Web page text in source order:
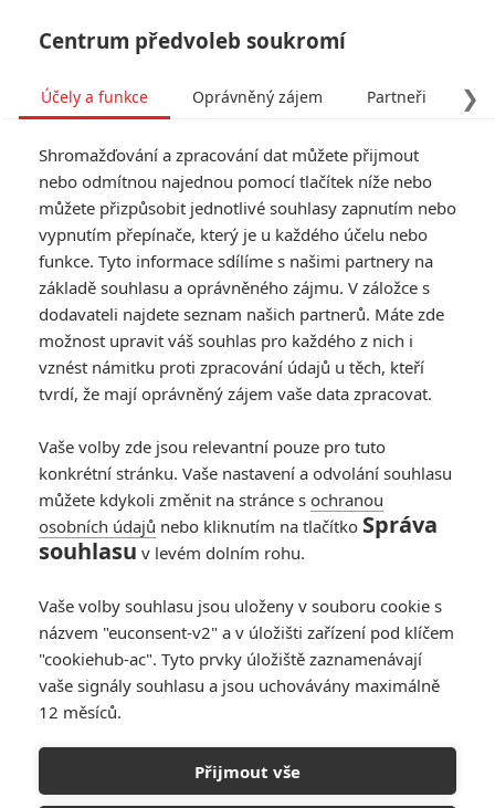
Dítě číslo 44
V Sovětského svazu 50. let
minulého století válečný hrdina a
idealistický vyšetřovatel Leo
Demidov věří v zákony i v režim.
mnohonásobném vrahovi, stane
se sám objektem státního
vyšetřovní. Vyjde totiž najevo, že
aparát o vraždách věděl a
toleroval je, protože Sovětský
svaz je zemí zaslíbenou, kde
degradován a poslán do vyhnanství. V pátrání pokračuje na vlastní
pěst, čímž ohrozí život svůj i své ženy. Román je inspirován
skutečným případem takzvaného Rostovského rozparovače.
Obsazení filmu Dítě číslo
Centrum předvoleb soukromí
❯
Účely a funkce Oprávněný zájem Partneři
Shromažďování a zpracování dat můžete přijmout
nebo odmítnou najednou pomocí tlačítek níže nebo
můžete přizpůsobit jednotlivé souhlasy zapnutím nebo
vypnutím přepínače, který je u každého účelu nebo
funkce. Tyto informace sdílíme s našimi partnery na
základě souhlasu a oprávněného zájmu. V záložce s
dodavateli najdete seznam našich partnerů. Máte zde
možnost upravit váš souhlas pro každého z nich i
vznést námitku proti zpracování údajů u těch, kteří
tvrdí, že mají oprávněný zájem vaše data zpracovat.
Vaše volby zde jsou relevantní pouze pro tuto
konkrétní stránku. Vaše nastavení a odvolání souhlasu
můžete kdykoli změnit na stránce s ochranou
osobních údajů nebo kliknutím na tlačítko Správa
souhlasu v levém dolním rohu.
Vaše volby souhlasu jsou uloženy v souboru cookie s
názvem "euconsent-v2" a v úložišti zařízení pod klíčem
"cookiehub-ac". Tyto prvky úložiště zaznamenávají
vaše signály souhlasu a jsou uchovávány maximálně
12 měsíců.
Přijmout vše